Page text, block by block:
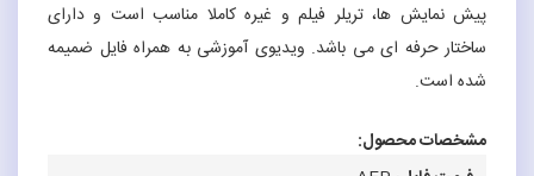
پیش نمایش ها، تریلر فیلم و غیره کاملا مناسب است و دارای
ساختار حرفه ای می باشد. ویدیوی آموزشی به همراه فایل ضمیمه
شده است.
مشخصات محصول: